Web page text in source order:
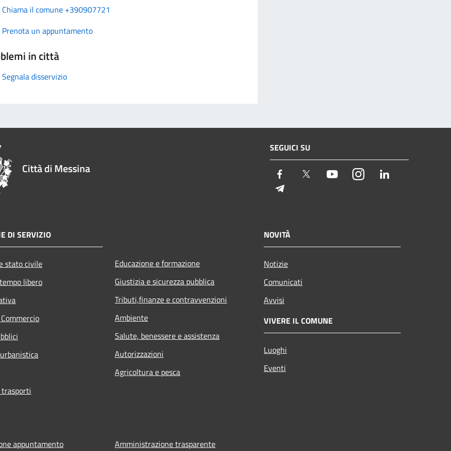
Chiama il comune +390907721
Prenota un appuntamento
in città
Segnala disservizio
Città di Messina
SEGUICI SU
Facebook Twitter YoutubeInstagram
DI SERVIZIO
stato civile
libero
Educazione e formazione
Giustizia e sicurezza pubblica
Tributi,finanze e contravvenzioni
Ambiente
Salute, benessere e assistenza
Autorizzazioni
Agricoltura e pesca
NOVITÀ
Notizie
Comunicati
Avvisi
VIVERE IL COMUNE
Luoghi
Eventi
appuntamento Amministrazione trasparente